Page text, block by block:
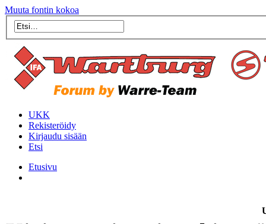
Muuta fontin kokoa
UKK
Rekisteröidy
Kirjaudu sisään
Etsi
Etusivu